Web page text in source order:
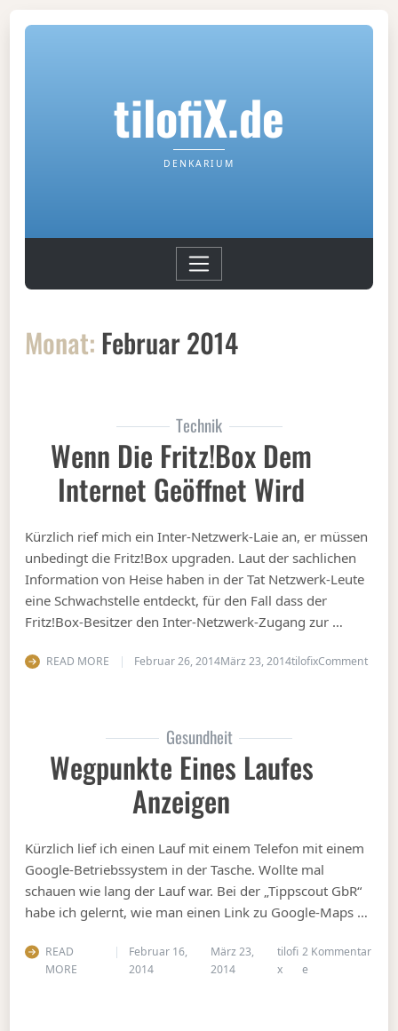
tilofiX.de
DENKARIUM
Monat: Februar 2014
Technik
Wenn Die Fritz!Box Dem
Internet Geöffnet Wird
Kürzlich rief mich ein Inter-Netzwerk-Laie an, er müssen
unbedingt die Fritz!Box upgraden. Laut der sachlichen
Information von Heise haben in der Tat Netzwerk-Leute
eine Schwachstelle entdeckt, für den Fall dass der
Fritz!Box-Besitzer den Inter-Netzwerk-Zugang zur …
READ MORE Februar 26, 2014März 23, 2014tilofixCommenton
Gesundheit
Wegpunkte Eines Laufes
Anzeigen
Kürzlich lief ich einen Lauf mit einem Telefon mit einem
Google-Betriebssystem in der Tasche. Wollte mal
schauen wie lang der Lauf war. Bei der „Tippscout GbR“
habe ich gelernt, wie man einen Link zu Google-Maps …
READ
MORE
Februar 16,
2014
März 23,
2014
tilofi
x
2 Kommentar
ezu Wegpunkte